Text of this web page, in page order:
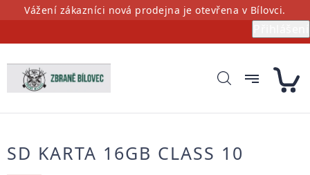
PřejítVážení zákazníci nová prodejna je otevřena v Bílovci.
SD KARTA 16GB CLASS 10